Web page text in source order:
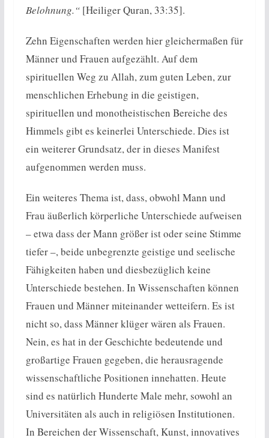
Belohnung.“[Heiliger Quran, 33:35].
Zehn Eigenschaften werden hier gleichermaßen für
Männer und Frauen aufgezählt. Auf dem
spirituellen Weg zu Allah, zum guten Leben, zur
menschlichen Erhebung in die geistigen,
spirituellen und monotheistischen Bereiche des
Himmels gibt es keinerlei Unterschiede. Dies ist
ein weiterer Grundsatz, der in dieses Manifest
aufgenommen werden muss.
Ein weiteres Thema ist, dass, obwohl Mann und
Frau äußerlich körperliche Unterschiede aufweisen
– etwa dass der Mann größer ist oder seine Stimme
tiefer –, beide unbegrenzte geistige und seelische
Fähigkeiten haben und diesbezüglich keine
Unterschiede bestehen. In Wissenschaften können
Frauen und Männer miteinander wetteifern. Es ist
nicht so, dass Männer klüger wären als Frauen.
Nein, es hat in der Geschichte bedeutende und
großartige Frauen gegeben, die herausragende
wissenschaftliche Positionen innehatten. Heute
sind es natürlich Hunderte Male mehr, sowohl an
Universitäten als auch in religiösen Institutionen.
In Bereichen der Wissenschaft, Kunst, innovatives